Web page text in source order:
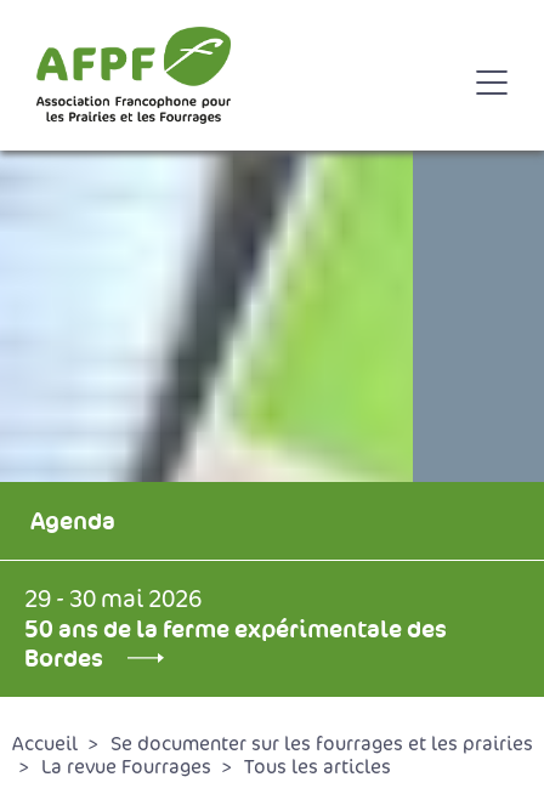
Agenda
29 - 30 mai 2026
50 ans de la ferme expérimentale des
Bordes
Accueil
Se documenter sur les fourrages et les prairies
La revue Fourrages
Tous les articles